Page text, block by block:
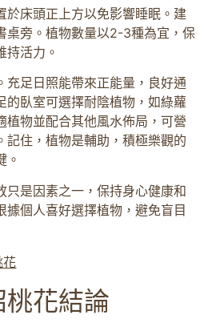
於床頭正上方以免影響睡眠。建
桌旁。植物數量以2-3種為宜，保
持活力。
充足日照能帶來正能量，良好通
的臥室可選擇耐陰植物，如綠蘿
植物並配合其他風水佈局，可營
記住，植物是輔助，積極樂觀的
。
只是因素之一，保持身心健康和
據個人喜好選擇植物，避免盲目
花
花結論